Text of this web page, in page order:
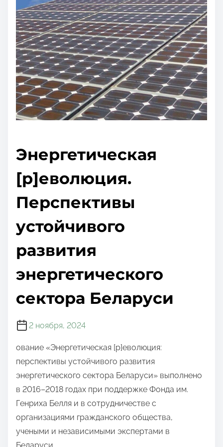
Энергетическая
[р]еволюция.
Перспективы
устойчивого
развития
энергетического
сектора Беларуси
2 ноября, 2024
ование «Энергетическая [р]еволюция:
перспективы устойчивого развития
энергетического сектора Беларуси» выполнено
в 2016–2018 годах при поддержке Фонда им.
Генриха Белля и в сотрудничестве с
организациями гражданского общества,
учеными и независимыми экспертами в